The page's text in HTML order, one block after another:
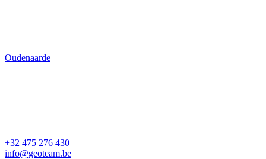
Oudenaarde
+32 475 276 430
info@geoteam.be